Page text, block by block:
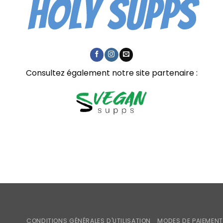
Consultez également notre site partenaire :
CONDITIONS GÉNÉRALES D'UTILISATION MODES DE PAIEMENT